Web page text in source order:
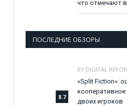
что отмечают
ПОСЛЕДНИЕ ОБЗОРЫ
8.7
BY DIGITAL
«Split Fiction»:
двоих игроков